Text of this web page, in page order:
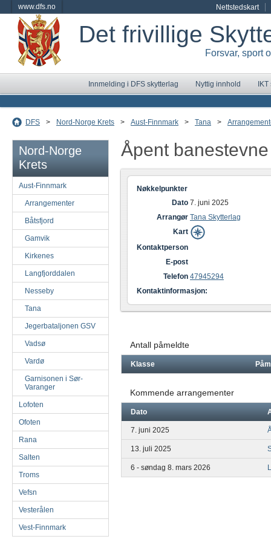
www.dfs.no Nettstedskart
Det frivillige
Forsvar, sport
Innmelding i DFS skytterlag Nyttig innhold
DFS > Nord-Norge Krets > Aust-Finnmark > Tana >
Nord-Norge
Krets
Aust-Finnmark
Arrangementer
Båtsfjord
Gamvik
Kirkenes
Langfjorddalen
Nesseby
Tana
Jegerbataljonen GSV
Vadsø
Vardø
Garnisonen i Sør-
Varanger
Lofoten
Ofoten
Rana
Salten
Troms
Vefsn
Vesterålen
Vest-Finnmark
Åpent
Nøkkelpunkter
Dato 7. juni 2025
Arrangør Tana Skytterlag
Kart
Kontaktperson
E-post
Telefon 47945294
Kontaktinformasjon:
Antall påmeldte
Klasse
Kommende arrangementer
Dato
7. juni 2025
13. juli 2025
6 - søndag 8. mars 2026